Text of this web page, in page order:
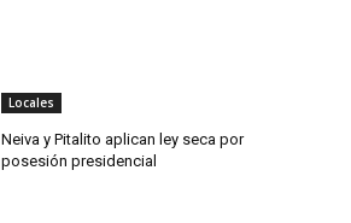
Locales
Neiva y Pitalito aplican ley seca por
posesión presidencial